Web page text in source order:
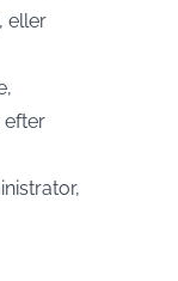
eller
efter